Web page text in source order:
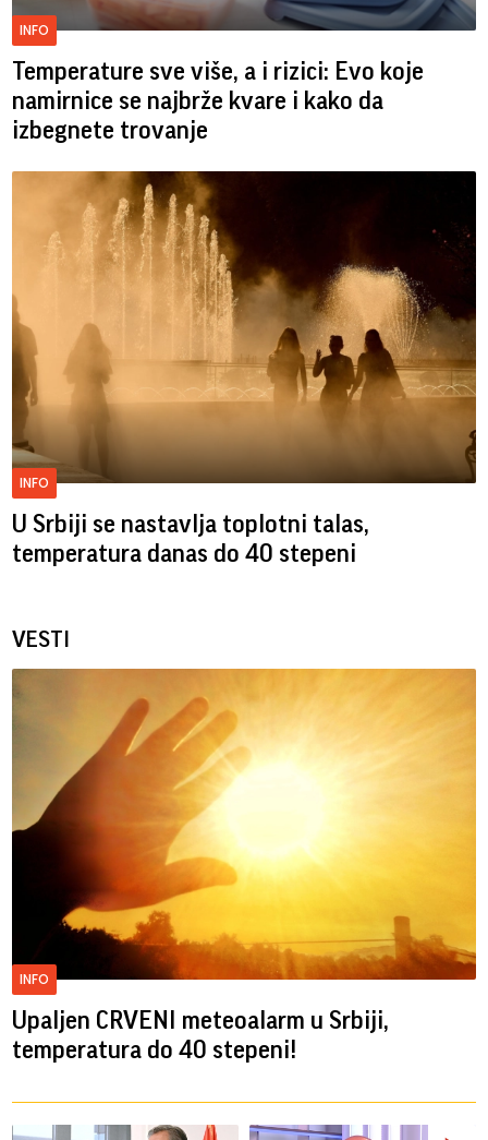
INFO
Temperature sve više, a i rizici: Evo koje
namirnice se najbrže kvare i kako da
izbegnete trovanje
INFO
U Srbiji se nastavlja toplotni talas,
temperatura danas do 40 stepeni
VESTI
INFO
Upaljen CRVENI meteoalarm u Srbiji,
temperatura do 40 stepeni!